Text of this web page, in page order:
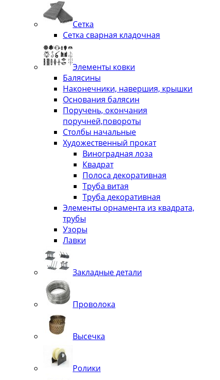
Сетка
Сетка сварная кладочная
Элементы ковки
Балясины
Наконечники, навершия, крышки
Основания балясин
Поручень, окончания
поручней,повороты
Столбы начальные
Художественный прокат
Виноградная лоза
Квадрат
Полоса декоративная
Труба витая
Труба декоративная
Элементы орнамента из квадрата,
трубы
Узоры
Лавки
Закладные детали
Проволока
Высечка
Ролики